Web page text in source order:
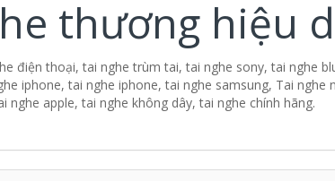
thương hiệu
điện thoại, tai nghe trùm tai, tai nghe sony, tai nghe
iphone, tai nghe iphone, tai nghe samsung, Tai nghe
nghe apple, tai nghe không dây, tai nghe chính hãng.